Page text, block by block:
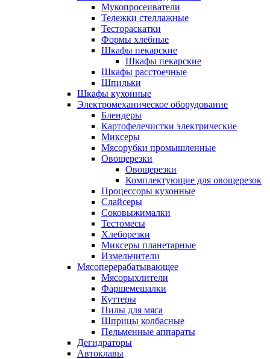
Мукопросеиватели
Тележки стеллажные
Тестораскатки
Формы хлебные
Шкафы пекарские
Шкафы пекарские
Шкафы расстоечные
Шпильки
Шкафы кухонные
Электромеханическое оборудование
Блендеры
Картофелечистки электрические
Миксеры
Мясорубки промышленные
Овощерезки
Овощерезки
Комплектующие для овощерезок
Процессоры кухонные
Слайсеры
Соковыжималки
Тестомесы
Хлеборезки
Миксеры планетарные
Измельчители
Мясоперерабатывающее
Мясорыхлители
Фаршемешалки
Куттеры
Пилы для мяса
Шприцы колбасные
Пельменные аппараты
Дегидраторы
Автоклавы